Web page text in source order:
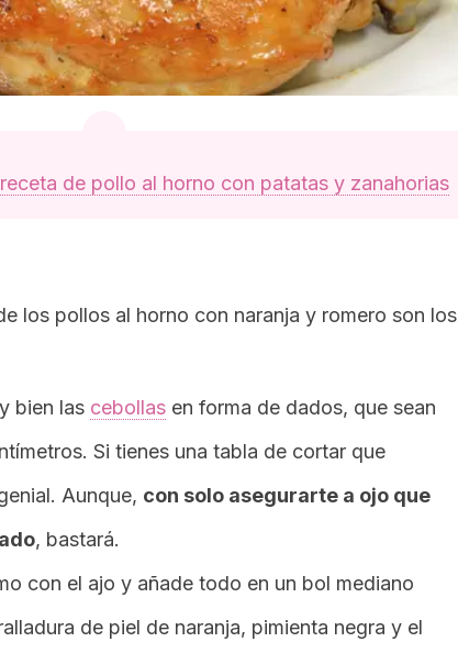
de pollo al horno con patatas y zanahorias
los pollos al horno con naranja y romero son los
bien las cebollas en forma de dados, que sean
Si tienes una tabla de cortar que
Aunque, con solo asegurarte a ojo que
, bastará.
con el ajo y añade todo en un bol mediano
de piel de naranja, pimienta negra y el